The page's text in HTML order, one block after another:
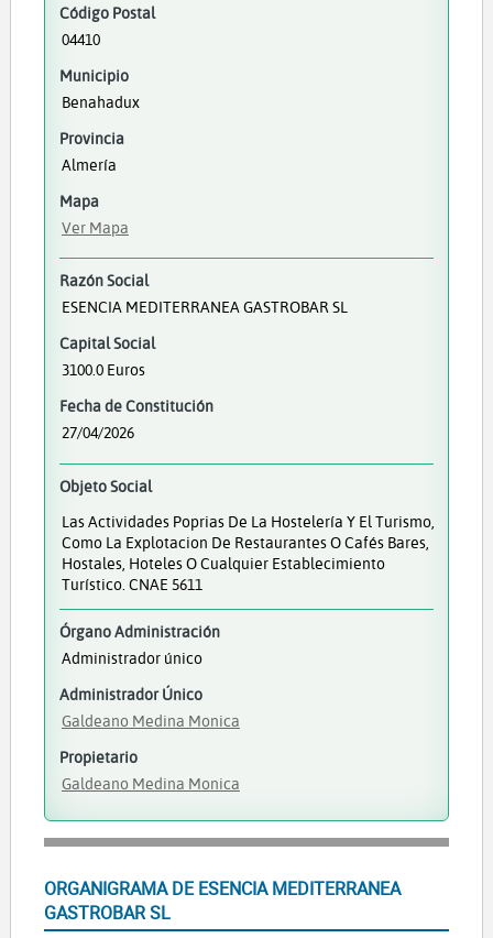
Código Postal
04410
Municipio
Benahadux
Provincia
Almería
Mapa
Ver Mapa
Razón Social
ESENCIA MEDITERRANEA GASTROBAR SL
Capital Social
3100.0 Euros
Fecha de Constitución
27/04/2026
Objeto Social
Las Actividades Poprias De La Hostelería Y El Turismo,
Como La Explotacion De Restaurantes O Cafés Bares,
Hostales, Hoteles O Cualquier Establecimiento
Turístico. CNAE 5611
Órgano Administración
Administrador único
Administrador Único
Galdeano Medina Monica
Propietario
Galdeano Medina Monica
ORGANIGRAMA DE ESENCIA MEDITERRANEA
GASTROBAR SL